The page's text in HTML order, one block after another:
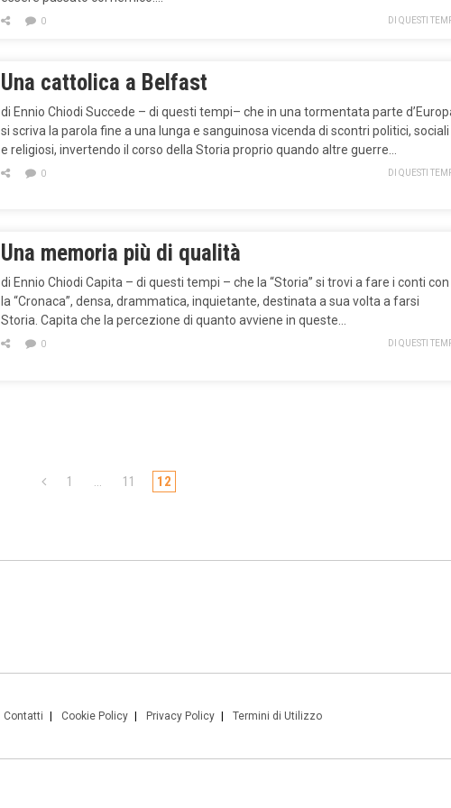
DI QUESTI
0
Una cattolica a Belfast
di Ennio Chiodi Succede – di questi tempi– che in una tormentata parte
si scriva la parola fine a una lunga e sanguinosa vicenda di scontri politici, sociali
e religiosi, invertendo il corso della Storia proprio quando altre guerre…
DI QUESTI
0
Una memoria più di qualità
di Ennio Chiodi Capita – di questi tempi – che la “Storia” si trovi a fare i conti con
la “Cronaca”, densa, drammatica, inquietante, destinata a sua volta a farsi
Storia. Capita che la percezione di quanto avviene in queste…
DI QUESTI
0
1 … 11 12
Contatti Cookie Policy Privacy Policy Termini di Utilizzo